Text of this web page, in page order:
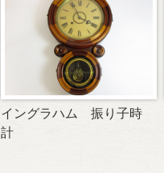
イングラハム 振り子時
計